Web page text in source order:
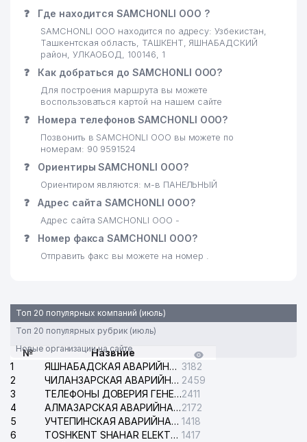
❓ Где находится SAMCHONLI ООО ?
SAMCHONLI ООО находится по адресу: Узбекистан,
Ташкентская область, ТАШКЕНТ, ЯШНАБАДСКИЙ
район, УЛКАОБОД, 100146, 1
❓ Как добраться до SAMCHONLI ООО?
Для построения маршрута вы можете
воспользоваться картой на нашем сайте
❓ Номера телефонов SAMCHONLI ООО?
Позвонить в SAMCHONLI ООО вы можете по
номерам: 90 9591524
❓ Ориентиры SAMCHONLI ООО?
Ориентиром являются: м-в ПАНЕЛЬНЫЙ
❓ Адрес сайта SAMCHONLI ООО?
Адрес сайта SAMCHONLI ООО -
❓ Номер факса SAMCHONLI ООО?
Отправить факс вы можете на номер .
Топ 20 популярных компаний (июль)
Топ 20 популярных рубрик (июль)
Новые организации на сайте
№
Назвние
1
ЯШНАБАДСКАЯ АВАРИЙНАЯ СЛУЖБА ЭЛЕКТРОСЕТИ 3182
2
ЧИЛАНЗАРСКАЯ АВАРИЙНАЯ СЛУЖБА ЭЛЕКТРОСЕТИ 2459
3
ТЕЛЕФОНЫ ДОВЕРИЯ ГЕНЕРАЛЬНОЙ ПРОКУРАТУРЫ РЕСПУБЛИКИ УЗБЕКИСТАН2411
4
АЛМАЗАРСКАЯ АВАРИЙНАЯ СЛУЖБА ЭЛЕКТРОСЕТИ2172
5
УЧТЕПИНСКАЯ АВАРИЙНАЯ СЛУЖБА ЭЛЕКТРОСЕТИ 1418
6
TOSHKENT SHAHAR ELEKTR TARMOQLARI KORXONASI АО 1417